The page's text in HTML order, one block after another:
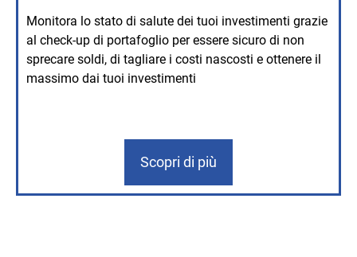
Monitora lo stato di salute dei tuoi investimenti grazie
al check-up di portafoglio per essere sicuro di non
sprecare soldi, di tagliare i costi nascosti e ottenere il
massimo dai tuoi investimenti
Scopri di più